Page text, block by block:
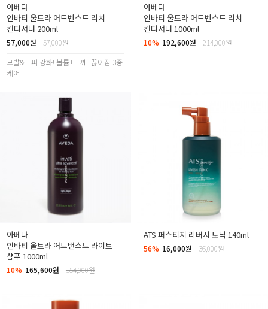
아베다
인바티 울트라 어드벤스드 리치
컨디셔너 200ml
57,000원
57,000원
모발&두피 강화! 볼륨+두께+끊어짐 3중
케어
아베다
인바티 울트라 어드벤스드 리치
컨디셔너 1000ml
10% 192,600원 214,000원
아베다
인바티 울트라 어드밴스드 라이트
샴푸 1000ml
10% 165,600원 184,000원
ATS 퍼스티지 리버시 토닉 140ml
56% 16,000원 36,000원